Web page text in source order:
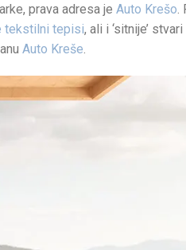
prava adresa jeAuto Krešo.
tekstilni tepisi, ali i ‘sitnije’
Auto Kreše.